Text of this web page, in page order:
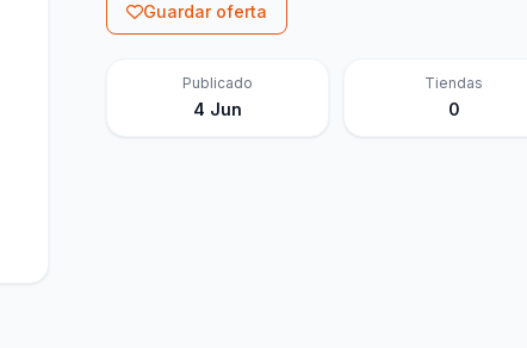
Guardar oferta
Publicado
4 Jun
Tiendas
0